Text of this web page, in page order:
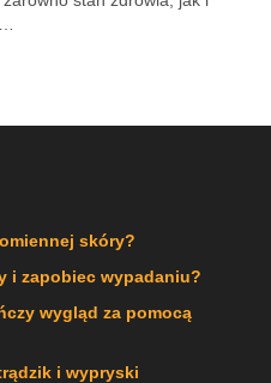
skóry?
i zapobiec wypadaniu?
wygląd za pomocą
i wypryski